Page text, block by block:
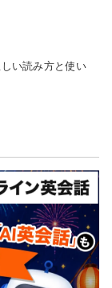
い読み方と使い